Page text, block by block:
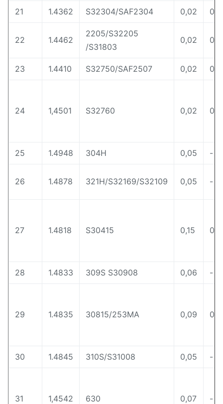
21 1.4362 S32304/SAF2304 0,02 0,1
22 1.4462
2205/S32205
/S31803
0,02
23 1.4410 S32750/SAF2507 0,02
24 1,4501 S32760 0,02
25 1.4948 304H 0,05 -
26 1.4878 321H/S32169/S32109 0,05 -
27 1.4818 S30415 0,15
28 1.4833 309S S30908 0,06 -
29 1.4835 30815/253MA 0,09
30 1.4845 310S/S31008 0,05 -
31 1,4542 630 0,07 -